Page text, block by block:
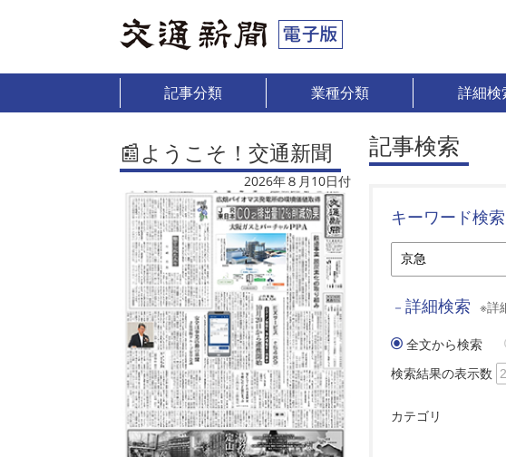
記事分類 業種分類 詳細検
📰ようこそ！交通新聞
2026年８月10日付
記事検索
キーワード検索
－ 詳細検索 ※詳
全文から検索
検索結果の表示数
カテゴリ